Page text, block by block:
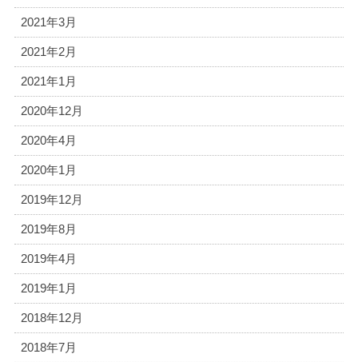
2021年3月
2021年2月
2021年1月
2020年12月
2020年4月
2020年1月
2019年12月
2019年8月
2019年4月
2019年1月
2018年12月
2018年7月